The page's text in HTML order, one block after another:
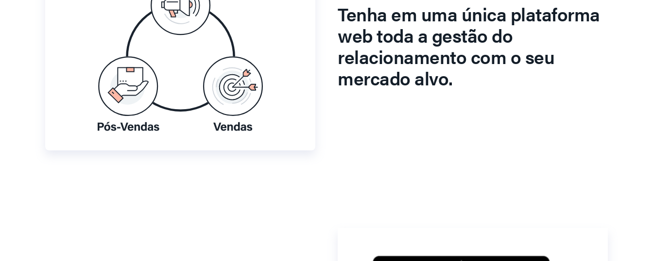
Tenha em uma única plataforma
web toda a gestão do
relacionamento com o seu
mercado alvo.